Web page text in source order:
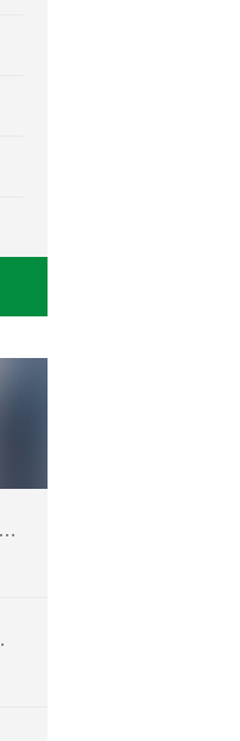
什么是热交换器？用途在哪里使用？
的理想之选